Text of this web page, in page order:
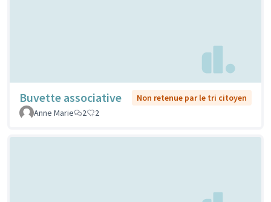
Buvette associative
Non retenue par le tri citoyen
Anne Marie
2 2